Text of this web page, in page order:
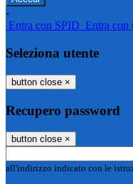
-
Entra con SPID Entra con
Seleziona utente
button close ×
Recupero password
button close ×
all'indirizzo indicato con le